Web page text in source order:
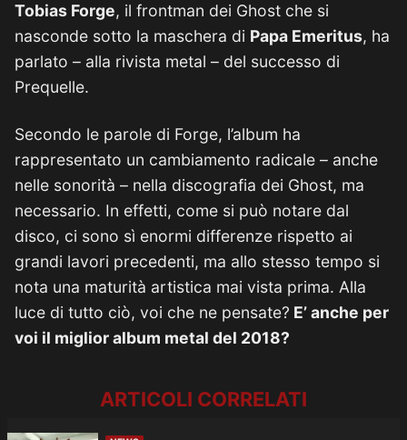
Tobias Forge, il frontman dei Ghost che si
nasconde sotto la maschera di Papa Emeritus, ha
parlato – alla rivista metal – del successo di
Prequelle.
Secondo le parole di Forge, l’album ha
rappresentato un cambiamento radicale – anche
nelle sonorità – nella discografia dei Ghost, ma
necessario. In effetti, come si può notare dal
disco, ci sono sì enormi differenze rispetto ai
grandi lavori precedenti, ma allo stesso tempo si
nota una maturità artistica mai vista prima. Alla
luce di tutto ciò, voi che ne pensate? E’ anche per
voi il miglior album metal del 2018?
ARTICOLI CORRELATI